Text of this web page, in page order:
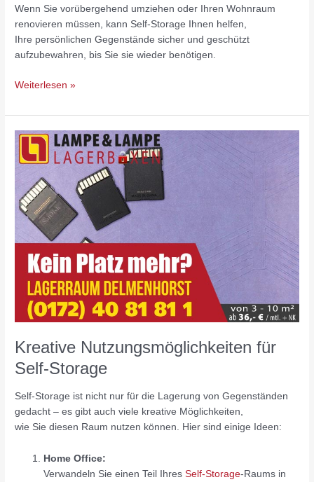
Wenn Sie vorübergehend umziehen oder Ihren Wohnraum
renovieren müssen, kann Self-Storage Ihnen helfen,
Ihre persönlichen Gegenstände sicher und geschützt
aufzubewahren, bis Sie sie wieder benötigen.
Weiterlesen »
Kreative Nutzungsmöglichkeiten für
Self-Storage
Self-Storage ist nicht nur für die Lagerung von Gegenständen
gedacht – es gibt auch viele kreative Möglichkeiten,
wie Sie diesen Raum nutzen können. Hier sind einige Ideen:
Home Office:
Verwandeln Sie einen Teil IhresSelf-Storage-Raums in
Kreative
Nutzungsmöglichkeiten
für
Self-
Storage